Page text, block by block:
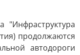
"Инфраструктура
продолжаются
автодороги